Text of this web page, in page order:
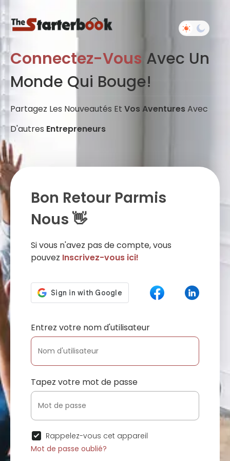
Connectez-Vous Avec Un
Monde Qui Bouge!
Partagez Les Nouveautés Et Vos AventuresAvec
D'autres Entrepreneurs
Bon Retour Parmis
Nous 👋
Si vous n'avez pas de compte, vous
pouvez Inscrivez-vous ici!
Entrez votre nom d'utilisateur
Tapez votre mot de passe
Rappelez-vous cet appareil
Mot de passe oublié?